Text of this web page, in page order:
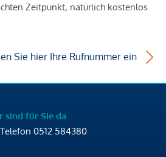
Zeitpunkt, natürlich kostenlos
Sie hier Ihre Rufnummer ein
sind für Sie da
0512 584380